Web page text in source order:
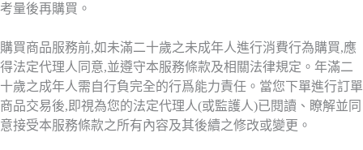
考量後再購買。
購買商品服務前,如未滿二十歲之未成年人進行消費行為購買,應
得法定代理人同意,並遵守本服務條款及相關法律規定。年滿二
十歲之成年人需自行負完全的行爲能力責任。當您下單進行訂單
商品交易後,即視為您的法定代理人(或監護人)已閱讀、瞭解並同
意接受本服務條款之所有內容及其後續之修改或變更。